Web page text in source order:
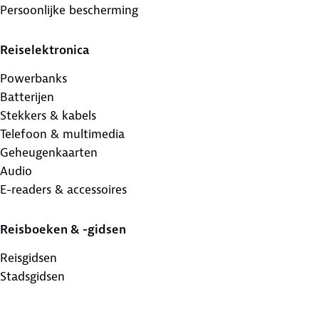
Persoonlijke bescherming
Reiselektronica
Powerbanks
Batterijen
Stekkers & kabels
Telefoon & multimedia
Geheugenkaarten
Audio
E-readers & accessoires
Reisboeken & -gidsen
Reisgidsen
Stadsgidsen